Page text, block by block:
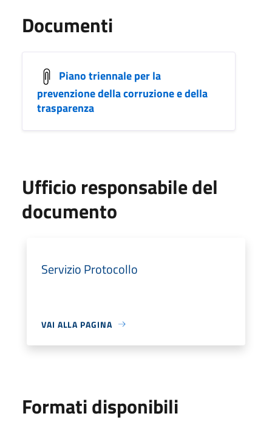
Documenti
Piano triennale per la
prevenzione della corruzione e della
trasparenza
Ufficio responsabile del
documento
Servizio Protocollo
VAI ALLA PAGINA
Formati disponibili